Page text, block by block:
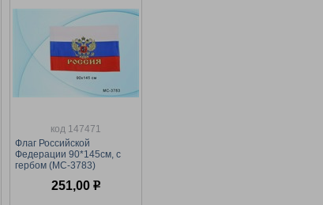
код 147471
Флаг Российской
Федерации 90*145см, с
гербом (MC-3783)
251,00 р